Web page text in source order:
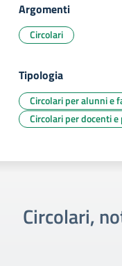
Argomenti
Circolari
Tipologia
Circolari per alunni e
Circolari per docenti e
Circolari,